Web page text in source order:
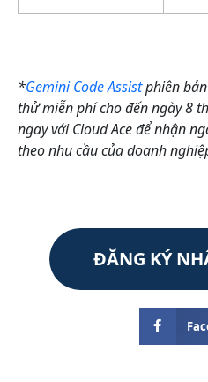
*Gemini Code Assistphiên
thử miễn phí cho đến ngày 8
ngay với Cloud Ace để nhận
theo nhu cầu của doanh
ĐĂNG KÝ